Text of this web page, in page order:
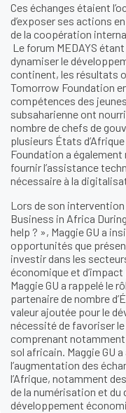
Ces échanges étaient
d’exposer ses actions
de la coopération
Le forum MEDAYS
dynamiser le
continent, les résultats
Tomorrow Foundation
compétences des
subsaharienne ont
nombre de chefs de
plusieurs États
Foundation a également
fournir l’assistance
nécessaire à la
Lors de son
Business in Africa
help ? », Maggie GU a
opportunités que
investir dans les
économique et
Maggie GU a rappelé le
partenaire de nombre
valeur ajoutée pour le
nécessité de favoriser
comprenant
sol africain. Maggie GU
l’augmentation des
l’Afrique, notamment
de la numérisation et du
développement